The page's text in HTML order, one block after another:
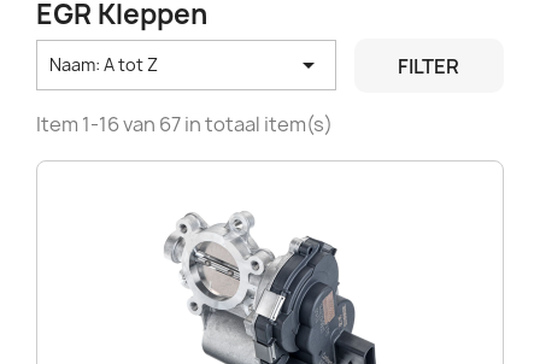
EGR Kleppen
Naam: A tot Z  FILTER
Item 1-16 van 67 in totaal item(s)